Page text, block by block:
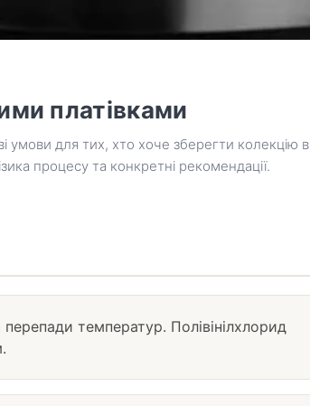
платівками
умови для тих, хто хоче зберегти колекцію в
процесу та конкретні рекомендації.
перепади температур. Полівінілхлорид